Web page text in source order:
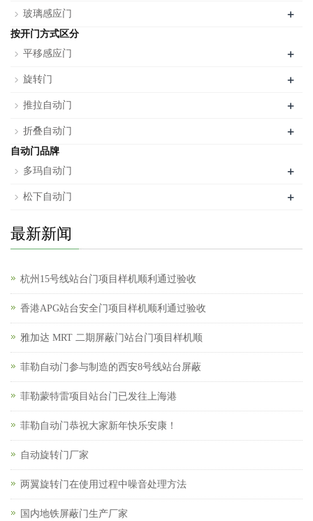
玻璃感应门 +
按开门方式区分
平移感应门
+
旋转门 +
推拉自动门 +
折叠自动门 +
自动门品牌
多玛自动门
+
松下自动门 +
最新新闻
杭州15号线站台门项目样机顺利通过验收
香港APG站台安全门项目样机顺利通过验收
雅加达 MRT 二期屏蔽门站台门项目样机顺
菲勒自动门参与制造的西安8号线站台屏蔽
菲勒蒙特雷项目站台门已发往上海港
菲勒自动门恭祝大家新年快乐安康！
自动旋转门厂家
两翼旋转门在使用过程中噪音处理方法
国内地铁屏蔽门生产厂家